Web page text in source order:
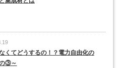
くてどうするの！？電力自由化の
③～